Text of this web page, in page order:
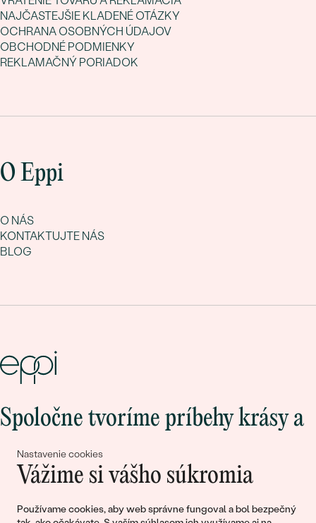
Nastavenie cookies
Vážime si vášho súkromia
Používame cookies, aby web správne fungoval a bol bezpečný
NAJČASTEJŠIE KLADENÉ OTÁZKY
OCHRANA OSOBNÝCH ÚDAJOV
OBCHODNÉ PODMIENKY
REKLAMAČNÝ PORIADOK
O Eppi
O NÁS
KONTAKTUJTE NÁS
BLOG
Spoločne tvoríme príbehy krásy a
Pripojte sa k nám!